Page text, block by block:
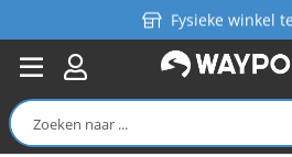
Fysieke winkel
Persoonlijk
Gratis verzending in